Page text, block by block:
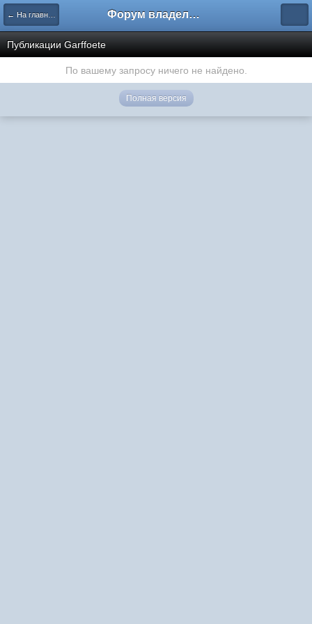
← На главную Форум владельцев интернет-магазинов
Публикации Garffoete
По вашему запросу ничего не найдено.
Полная версия